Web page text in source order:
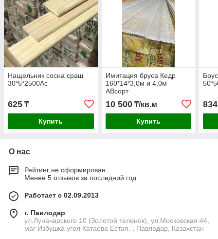
Нащельник сосна сращ
30*5*2500Ас
625 ₸
Купить
Имитация бруса Кедр
160*14*3,0м и 4,0м
АВсорт
10 500₸/кв.м
Купить
834
О нас
Рейтинг не сформирован
Менее 5 отзывов за последний год
Работает с 02.09.2013
г. Павлодар
ул.Луначарского 10 (Золотой теленок), ул.Московская 44,
маг Избушка угол Катаева Естая. , Павлодар, Казахстан